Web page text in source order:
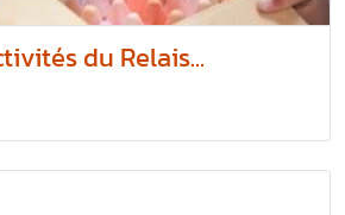
du Relais...